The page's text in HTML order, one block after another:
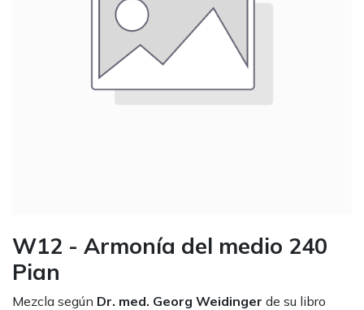
W12 - Armonía del medio 240
Pian
Mezcla según Dr. med. Georg Weidinger de su libro